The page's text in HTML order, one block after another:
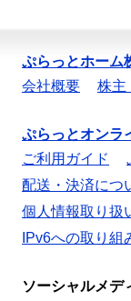
ぷらっとホーム
会社概要
株主
ぷらっとオンラ
ご利用ガイド
配送・決済につ
個人情報取り扱
IPv6への取り組
ソーシャルメデ